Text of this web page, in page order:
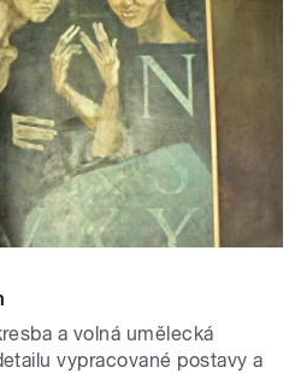
a volná umělecká
vypracované postavy a